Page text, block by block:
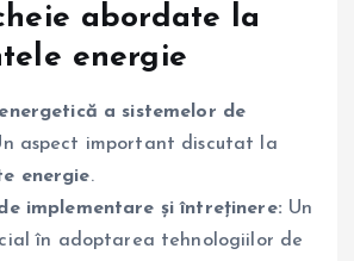
abordate la
energie
a sistemelor de
aspect important discutat la
energie.
implementare și întreținere: Un
în adoptarea tehnologiilor de